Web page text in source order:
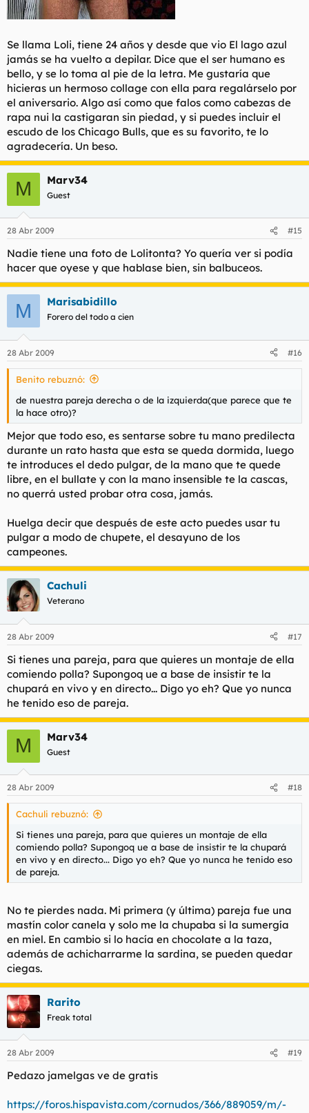
Se llama Loli, tiene 24 años y desde que vio El lago azul
jamás se ha vuelto a depilar. Dice que el ser humano es
bello, y se lo toma al pie de la letra. Me gustaría que
hicieras un hermoso collage con ella para regalárselo por
el aniversario. Algo así como que falos como cabezas de
rapa nui la castigaran sin piedad, y si puedes incluir el
escudo de los Chicago Bulls, que es su favorito, te lo
agradecería. Un beso.
M Marv34
Guest
28 Abr 2009 #15
Nadie tiene una foto de Lolitonta? Yo quería ver si podía
hacer que oyese y que hablase bien, sin balbuceos.
M Marisabidillo
Forero del todo a cien
28 Abr 2009 #16
Benito rebuznó:
de nuestra pareja derecha o de la izquierda(que parece que te
la hace otro)?
Mejor que todo eso, es sentarse sobre tu mano predilecta
durante un rato hasta que esta se queda dormida, luego
te introduces el dedo pulgar, de la mano que te quede
libre, en el bullate y con la mano insensible te la cascas,
no querrá usted probar otra cosa, jamás.
Huelga decir que después de este acto puedes usar tu
pulgar a modo de chupete, el desayuno de los
campeones.
Cachuli
Veterano
28 Abr 2009 #17
Si tienes una pareja, para que quieres un montaje de ella
comiendo polla? Supongoq ue a base de insistir te la
chupará en vivo y en directo... Digo yo eh? Que yo nunca
he tenido eso de pareja.
M Marv34
Guest
28 Abr 2009 #18
Cachuli rebuznó:
Si tienes una pareja, para que quieres un montaje de ella
comiendo polla? Supongoq ue a base de insistir te la chupará
en vivo y en directo... Digo yo eh? Que yo nunca he tenido eso
de pareja.
No te pierdes nada. Mi primera (y última) pareja fue una
mastín color canela y solo me la chupaba si la sumergía
en miel. En cambio si lo hacía en chocolate a la taza,
además de achicharrarme la sardina, se pueden quedar
ciegas.
Rarito
Freak total
28 Abr 2009 #19
Pedazo jamelgas ve de gratis
https://foros.hispavista.com/cornudos/366/889059/m/-